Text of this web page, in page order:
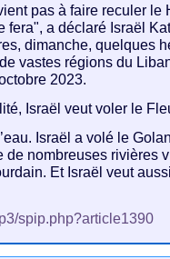
pas à faire reculer le
fera", a déclaré Israël
dimanche, quelques
vastes régions du
2023.
Israël veut voler le
Israël a volé le
de nombreuses rivières
Et Israël veut
spip.php?article1390